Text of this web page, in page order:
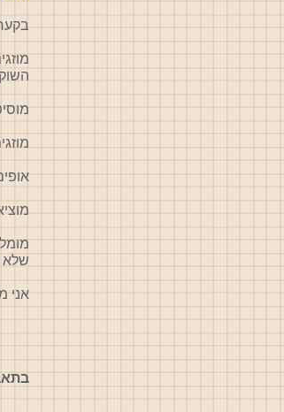
מוזגים את
אופים בתנור
שלא
אני